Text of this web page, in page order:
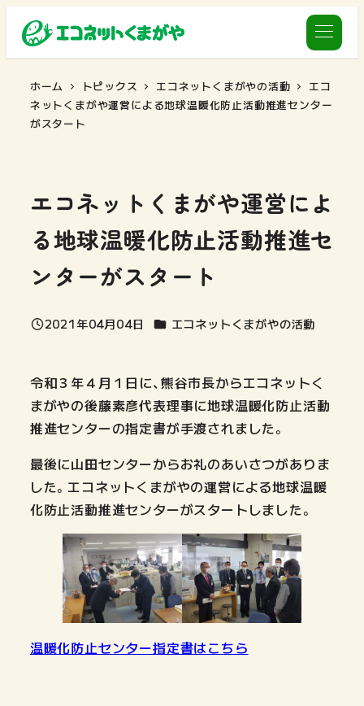
ン
ホーム トピックス エコネットくまがやの活動
エコ
ネットくまがや運営による地球温暖化防止活動推進センター
がスタート
エコネットくまがや運営によ
る地球温暖化防止活動推進セ
ンターがスタート
投稿日
2021年04月04日 カテゴリー
エコネットくまがやの活動
令和３年４月１日に、熊谷市長からエコネットく
まがやの後藤素彦代表理事に地球温暖化防止活動
推進センターの指定書が手渡されました。
最後に山田センターからお礼のあいさつがありま
した。エコネットくまがやの運営による地球温暖
化防止活動推進センターがスタートしました。
温暖化防止センター指定書はこちら